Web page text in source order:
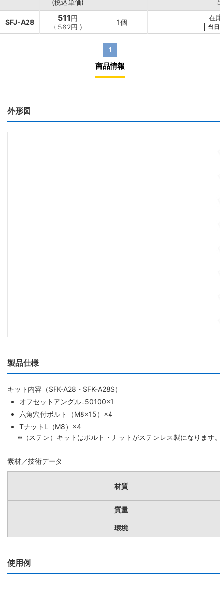
(税込単価)
SFJ-A28 511円
( 562円 )
1個
在
当
1
商品情報
外形図
製品仕様
キット内容（SFK-A28・SFK-A28S）
オフセットアングルL50100×1
六角穴付ボルト（M8×15）×4
TナットL（M8）×4
※（ステン）キットはボルト・ナットがステンレス製になります
素材／技術データ
材質
質量
環境
使用例